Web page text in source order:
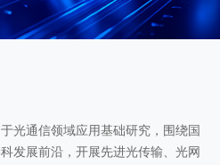
光通信领域应用基础研究，围绕国
发展前沿，开展先进光传输、光网